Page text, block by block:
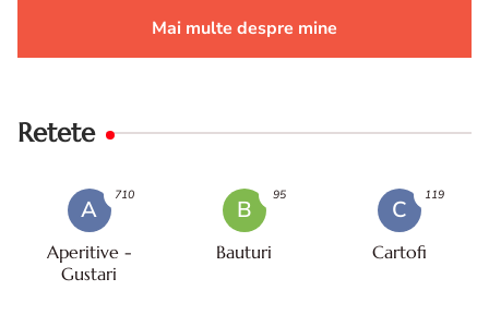
Mai multe despre mine
Retete
A
Aperitive -
Gustari
710
B
Bauturi
95
C
Cartofi
119